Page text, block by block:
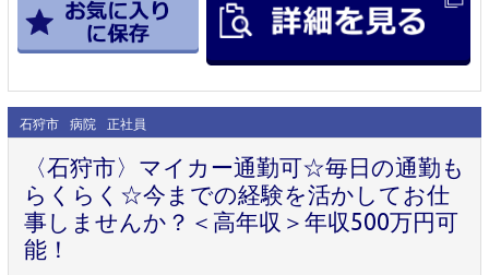
石狩市 病院 正社員
〈石狩市〉マイカー通勤可☆毎日の通勤も
らくらく☆今までの経験を活かしてお仕
事しませんか？＜高年収＞年収500万円可
能！